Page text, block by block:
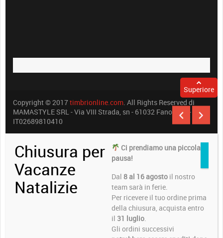
Copyright © 2017timbrionline.com . All Rights Reserved di
MAMASTYLE SRL - Via VIII Strada, sn - 61032 Fano (PU) -
IT02689810410
Superiore
Chiusura per
Vacanze
Natalizie
Ci prendiamo una piccola
pausa!
Dal 8 al 16 agosto il nostro
team sarà in ferie.
Per ricevere il tuo ordine prima
della chiusura, acquista entro
il 31 luglio
Gli ordini successivi